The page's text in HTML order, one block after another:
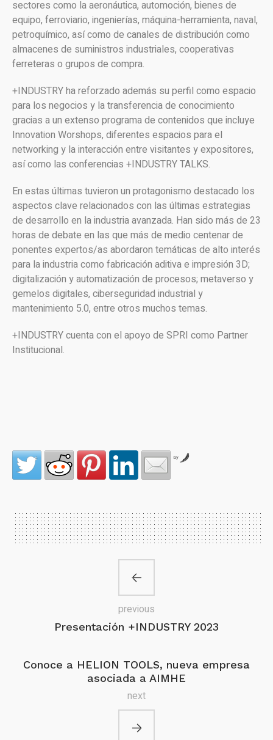
sectores como la aeronáutica, automoción, bienes de
equipo, ferroviario, ingenierías, máquina-herramienta, naval,
petroquímico, así como de canales de distribución como
almacenes de suministros industriales, cooperativas
ferreteras o grupos de compra.
+INDUSTRY ha reforzado además su perfil como espacio
para los negocios y la transferencia de conocimiento
gracias a un extenso programa de contenidos que incluye
Innovation Worshops, diferentes espacios para el
networking y la interacción entre visitantes y expositores,
así como las conferencias +INDUSTRY TALKS.
En estas últimas tuvieron un protagonismo destacado los
aspectos clave relacionados con las últimas estrategias
de desarrollo en la industria avanzada. Han sido más de 23
horas de debate en las que más de medio centenar de
ponentes expertos/as abordaron temáticas de alto interés
para la industria como fabricación aditiva e impresión 3D;
digitalización y automatización de procesos; metaverso y
gemelos digitales, ciberseguridad industrial y
mantenimiento 5.0, entre otros muchos temas.
+INDUSTRY cuenta con el apoyo de SPRI como Partner
Institucional.
by
Presentación +INDUSTRY 2023
previous
Conoce a HELION TOOLS, nueva empresa
asociada a AIMHE
next